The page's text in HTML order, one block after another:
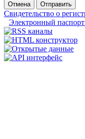
Отмена
Отправить
Свидетельство о
Электронный